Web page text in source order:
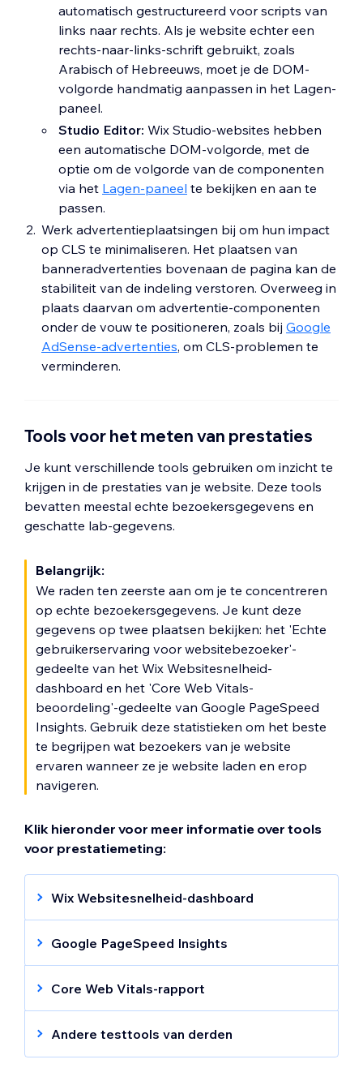
automatisch gestructureerd voor scripts van
links naar rechts. Als je website echter een
rechts-naar-links-schrift gebruikt, zoals
Arabisch of Hebreeuws, moet je de DOM-
volgorde handmatig aanpassen in het Lagen-
paneel.
Studio Editor: Wix Studio-websites hebben
een automatische DOM-volgorde, met de
optie om de volgorde van de componenten
via het Lagen-paneel te bekijken en aan te
passen.
Werk advertentieplaatsingen bij om hun impact
op CLS te minimaliseren. Het plaatsen van
banneradvertenties bovenaan de pagina kan de
stabiliteit van de indeling verstoren. Overweeg in
plaats daarvan om advertentie-componenten
onder de vouw te positioneren, zoals bij Google
AdSense-advertenties, om CLS-problemen te
verminderen.
Tools voor het meten van prestaties
Je kunt verschillende tools gebruiken om inzicht te
krijgen in de prestaties van je website. Deze tools
bevatten meestal echte bezoekersgegevens en
geschatte lab-gegevens.
Belangrijk:
We raden ten zeerste aan om je te concentreren
op echte bezoekersgegevens. Je kunt deze
gegevens op twee plaatsen bekijken: het 'Echte
gebruikerservaring voor websitebezoeker'-
gedeelte van het Wix Websitesnelheid-
dashboard en het 'Core Web Vitals-
beoordeling'-gedeelte van Google PageSpeed
Insights. Gebruik deze statistieken om het beste
te begrijpen wat bezoekers van je website
ervaren wanneer ze je website laden en erop
navigeren.
Klik hieronder voor meer informatie over tools
voor prestatiemeting:
Wix Websitesnelheid-dashboard
HetWebsitesnelheid-dashboardonthult de
huidige laadsnelheid van je website en biedt
Het dashboard bestaat uit twee
hoofdonderdelen:
Echte gebruikerservaring van
Google PageSpeed Insights
Google PageSpeed Insightscontroleert hoe
goed de pagina's van je website presteren
de echte bezoekersprestaties te
bestuderen. Om je pagina een
Core Web Vitals-rapport
Core Web Vitals worden opgenomen als
weergegeven statistiek in zowel Google
Andere testtools van derden
Wix-websites worden anders gebouwd in